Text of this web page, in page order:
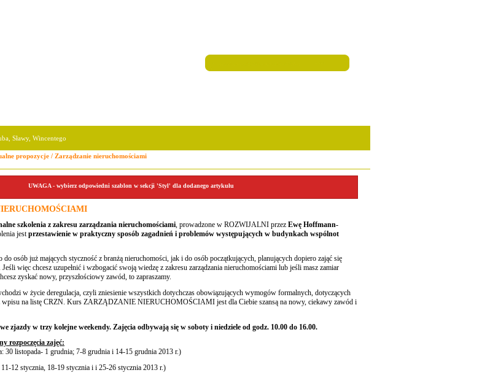
Sławy, Wincentego
propozycje / Zarządzanie nieruchomościami
UWAGA - wybierz odpowiedni szablon w sekcji 'Styl' dla dodanego artykułu
szkolenia z zakresu zarządzania nieruchomościami , prowadzone w ROZWIJALNI przez Ewę Hoffmann-
jest przestawienie w praktyczny sposób zagadnień i problemów występujących w budynkach wspólnot
osób już mających styczność z branżą nieruchomości, jak i do osób początkujących, planujących dopiero zająć się
więc chcesz uzupełnić i wzbogacić swoją wiedzę z zakresu zarządzania nieruchomościami lub jeśli masz zamiar
zyskać nowy, przyszłościowy zawód, to zapraszamy.
w życie deregulacja, czyli zniesienie wszystkich dotychczas obowiązujących wymogów formalnych, dotyczących
wpisu na listę CRZN. Kurs ZARZĄDZANIE NIERUCHOMOŚCIAMI jest dla Ciebie szansą na nowy, ciekawy zawód i
zjazdy w trzy kolejne weekendy. Zajęcia odbywają się w soboty i niedziele od godz. 10.00 do 16.00.
rozpoczęcia zajęć:
30 listopada- 1 grudnia; 7-8 grudnia i 14-15 grudnia 2013 r.)
11-12 stycznia, 18-19 stycznia i i 25-26 stycznia 2013 r.)